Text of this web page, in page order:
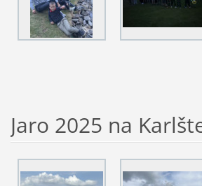
Jaro 2025 na